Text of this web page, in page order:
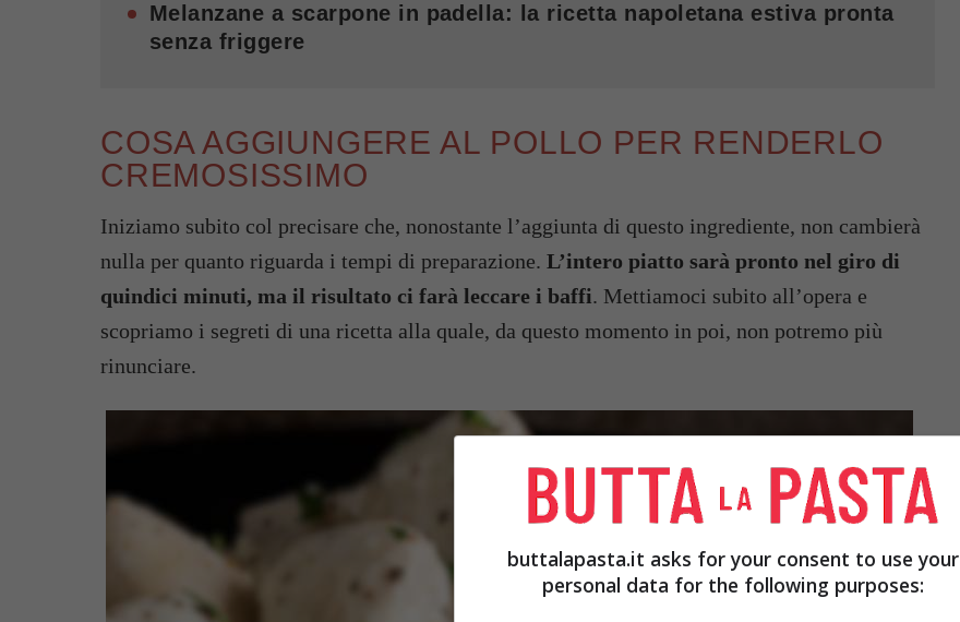
Melanzane a scarpone in padella: la ricetta napoletana estiva pronta
senza friggere
COSA AGGIUNGERE AL POLLO PER RENDERLO
CREMOSISSIMO
Iniziamo subito col precisare che, nonostante l’aggiunta di questo ingrediente, non cambierà
nulla per quanto riguarda i tempi di preparazione. L’intero piatto sarà pronto nel giro di
quindici minuti, ma il risultato ci farà leccare i baffi. Mettiamoci subito all’opera e
scopriamo i segreti di una ricetta alla quale, da questo momento in poi, non potremo più
rinunciare.
buttalapasta.it asks for your consent to use your
personal data for the following purposes: